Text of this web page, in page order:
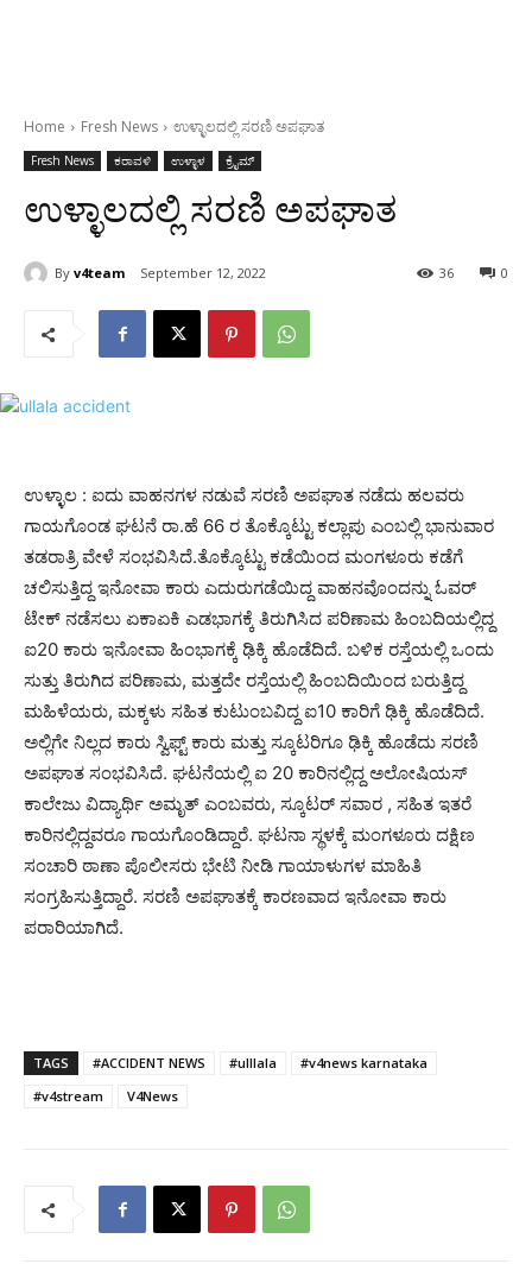
Home Fresh News ಉಳ್ಳಾಲದಲ್ಲಿ ಸರಣಿ ಅಪಘಾತ
Fresh News ಕರಾವಳಿ ಉಳ್ಳಾಳ ಕ್ರೈಮ್
ಉಳ್ಳಾಲದಲ್ಲಿ ಸರಣಿ ಅಪಘಾತ
By v4team September 12, 2022 0
36
ಉಳ್ಳಾಲ : ಐದು ವಾಹನಗಳ ನಡುವೆ ಸರಣಿ ಅಪಘಾತ ನಡೆದು ಹಲವರು
ಗಾಯಗೊಂಡ ಘಟನೆ ರಾ.ಹೆ 66 ರ ತೊಕ್ಕೊಟ್ಟು ಕಲ್ಲಾಪು ಎಂಬಲ್ಲಿ ಭಾನುವಾರ
ತಡರಾತ್ರಿ ವೇಳೆ ಸಂಭವಿಸಿದೆ.ತೊಕ್ಕೊಟ್ಟು ಕಡೆಯಿಂದ ಮಂಗಳೂರು ಕಡೆಗೆ
ಚಲಿಸುತ್ತಿದ್ದ ಇನೋವಾ ಕಾರು ಎದುರುಗಡೆಯಿದ್ದ ವಾಹನವೊಂದನ್ನು ಓವರ್
ಟೇಕ್ ನಡೆಸಲು ಏಕಾಏಕಿ ಎಡಭಾಗಕ್ಕೆ ತಿರುಗಿಸಿದ ಪರಿಣಾಮ ಹಿಂಬದಿಯಲ್ಲಿದ್ದ
ಐ20 ಕಾರು ಇನೋವಾ ಹಿಂಭಾಗಕ್ಕೆ ಢಿಕ್ಕಿ ಹೊಡೆದಿದೆ. ಬಳಿಕ ರಸ್ತೆಯಲ್ಲಿ ಒಂದು
ಸುತ್ತು ತಿರುಗಿದ ಪರಿಣಾಮ, ಮತ್ತದೇ ರಸ್ತೆಯಲ್ಲಿ ಹಿಂಬದಿಯಿಂದ ಬರುತ್ತಿದ್ದ
ಮಹಿಳೆಯರು, ಮಕ್ಕಳು ಸಹಿತ ಕುಟುಂಬವಿದ್ದ ಐ10 ಕಾರಿಗೆ ಢಿಕ್ಕಿ ಹೊಡೆದಿದೆ.
ಅಲ್ಲಿಗೇ ನಿಲ್ಲದ ಕಾರು ಸ್ವಿಫ್ಟ್ ಕಾರು ಮತ್ತು ಸ್ಕೂಟರಿಗೂ ಢಿಕ್ಕಿ ಹೊಡೆದು ಸರಣಿ
ಅಪಘಾತ ಸಂಭವಿಸಿದೆ. ಘಟನೆಯಲ್ಲಿ ಐ 20 ಕಾರಿನಲ್ಲಿದ್ದ ಅಲೋಷಿಯಸ್
ಕಾಲೇಜು ವಿದ್ಯಾರ್ಥಿ ಅಮೃತ್ ಎಂಬವರು, ಸ್ಕೂಟರ್ ಸವಾರ , ಸಹಿತ ಇತರೆ
ಕಾರಿನಲ್ಲಿದ್ದವರೂ ಗಾಯಗೊಂಡಿದ್ದಾರೆ. ಘಟನಾ ಸ್ಥಳಕ್ಕೆ ಮಂಗಳೂರು ದಕ್ಷಿಣ
ಸಂಚಾರಿ ಠಾಣಾ ಪೊಲೀಸರು ಭೇಟಿ ನೀಡಿ ಗಾಯಾಳುಗಳ ಮಾಹಿತಿ
ಸಂಗ್ರಹಿಸುತ್ತಿದ್ದಾರೆ. ಸರಣಿ ಅಪಘಾತಕ್ಕೆ ಕಾರಣವಾದ ಇನೋವಾ ಕಾರು
ಪರಾರಿಯಾಗಿದೆ.
TAGS #ACCIDENT NEWS #ulllala
#v4news karnataka
#v4stream
V4News